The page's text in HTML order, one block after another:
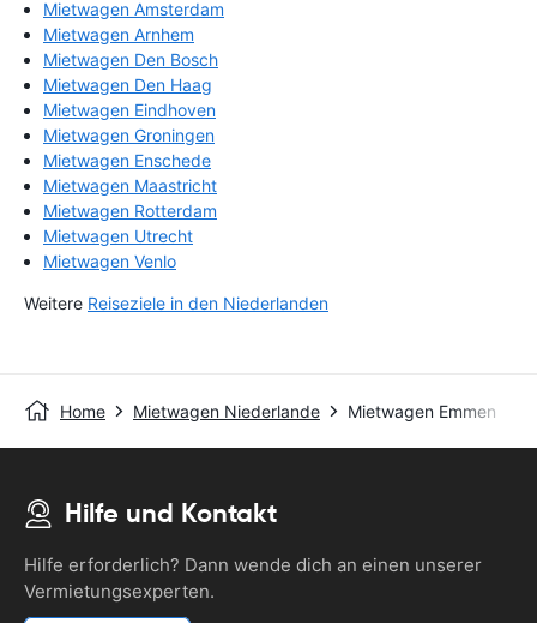
Mietwagen Amsterdam
Mietwagen Arnhem
Mietwagen Den Bosch
Mietwagen Den Haag
Mietwagen Eindhoven
Mietwagen Groningen
Mietwagen Enschede
Mietwagen Maastricht
Mietwagen Rotterdam
Mietwagen Utrecht
Mietwagen Venlo
Weitere Reiseziele in den Niederlanden
Home Mietwagen Niederlande Mietwagen Emmen
Hilfe und Kontakt
Hilfe erforderlich? Dann wende dich an einen unserer
Vermietungsexperten.